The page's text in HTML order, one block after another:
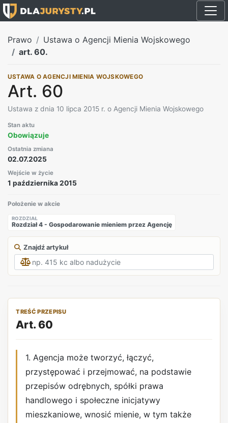
Prawo
Ustawa o Agencji Mienia Wojskowego
art. 60.
USTAWA O AGENCJI MIENIA WOJSKOWEGO
Art. 60
Ustawa z dnia 10 lipca 2015 r. o Agencji Mienia Wojskowego
Stan aktu
Obowiązuje
Ostatnia zmiana
02.07.2025
Wejście w życie
1 października 2015
Położenie w akcie
ROZDZIAŁ
Rozdział 4 - Gospodarowanie mieniem przez Agencję
Znajdź artykuł
TREŚĆ PRZEPISU
Art. 60
1. Agencja może tworzyć, łączyć,
przystępować i przejmować, na podstawie
przepisów odrębnych, spółki prawa
handlowego i społeczne inicjatywy
mieszkaniowe, wnosić mienie, w tym także